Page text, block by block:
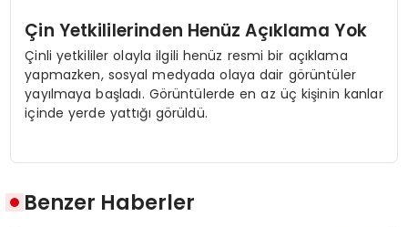
Çin Yetkililerinden Henüz Açıklama Yok
Çinli yetkililer olayla ilgili henüz resmi bir açıklama
yapmazken, sosyal medyada olaya dair görüntüler
yayılmaya başladı. Görüntülerde en az üç kişinin kanlar
içinde yerde yattığı görüldü.
Benzer Haberler